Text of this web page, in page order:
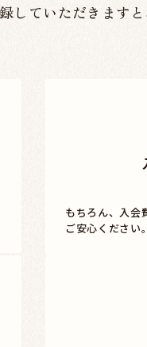
していただきますと
もちろん、入会
ご安心ください。